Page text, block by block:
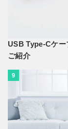
USB Type-Cケー
ご紹介
9